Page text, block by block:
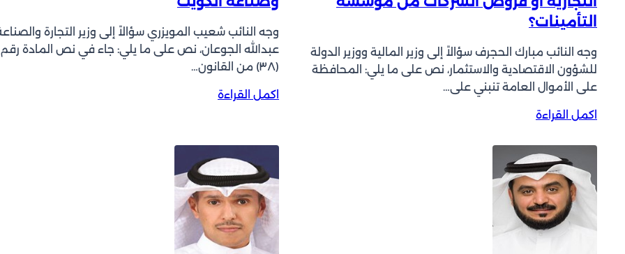
؟
س
ب
ق
ة
م
ن
ا
ل
ا
س
ت
ص
ل
ط
ل
ا
ط
ا
ع
م
ع
ح
ك
م
ة
ل
ل
ع
ق
د
ج
ل
س
ا
ص
ة
غ
د
التأمينات؟
وجه النائب مبارك الحجرف سؤالاً إلى وزير المالية ووزير الدولة
للشؤون الاقتصادية والاستثمار، نص على ما يلي: المحافظة
على الأموال العامة تنبني على…
اكمل القراءة
:
ل
ح
ج
ر
ف
ل
وجه النائب شعيب المويزري سؤالاً إلى وزير التجارة
عبدالله الجوعان، نص على ما يلي: جاء في نص المادة رقم
(۳۸) من القانون…
اكمل القراءة
:
و
ي
ز
ر
ي
ي